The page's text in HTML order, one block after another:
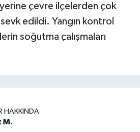
çevre ilçelerden çok
edildi. Yangın kontrol
soğutma çalışmaları
HAKKINDA
M.